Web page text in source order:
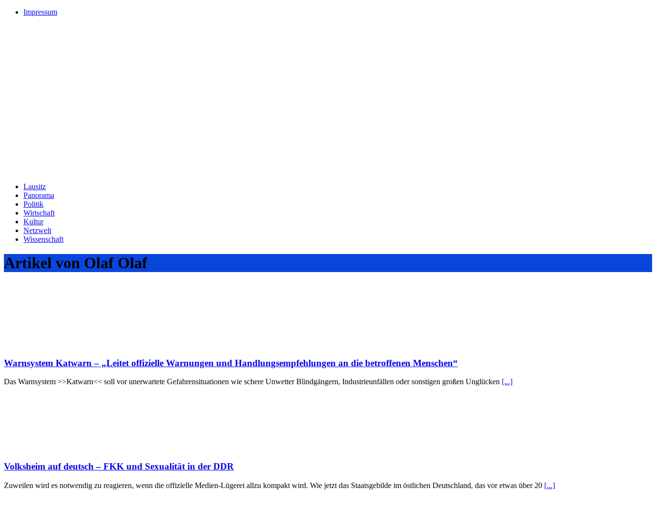
Impressum
Lausitz
Panorama
Politik
Wirtschaft
Kultur
Netzwelt
Wissenschaft
Artikel von Olaf Olaf
Warnsystem Katwarn – „Leitet offizielle Warnungen und Handlungsempfehlungen an die betroffenen Menschen“
Das Warnsystem >>Katwarn<< soll vor unerwartete Gefahrensituationen wie schere Unwetter Blindgängern, Industrieunfällen oder sonstigen großen Unglücken [...]
Volksheim auf deutsch – FKK und Sexualität in der DDR
Zuweilen wird es notwendig zu reagieren, wenn die offizielle Medien-Lügerei allzu kompakt wird. Wie jetzt das Staatsgebilde im östlichen Deutschland, das vor etwas über 20 [...]